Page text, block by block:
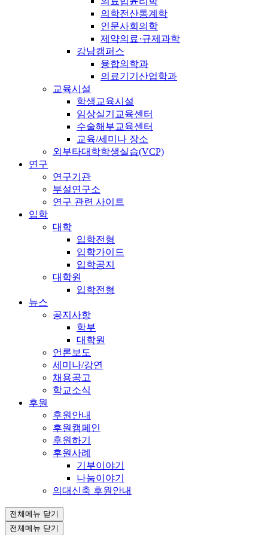
의학전산통계학
인문사회의학
제약의료·규제과학
강남캠퍼스
융합의학과
의료기기산업학과
교육시설
학생교육시설
임상실기교육센터
수술해부교육센터
교육/세미나 장소
외부타대학학생실습(VCP)
연구
연구기관
부설연구소
연구 관련 사이트
입학
대학
입학전형
입학가이드
입학공지
대학원
입학전형
뉴스
공지사항
학부
대학원
언론보도
세미나/강연
채용공고
학교소식
후원
후원안내
후원캠페인
후원하기
후원사례
기부이야기
나눔이야기
의대신축 후원안내
전체메뉴 닫기
전체메뉴 닫기